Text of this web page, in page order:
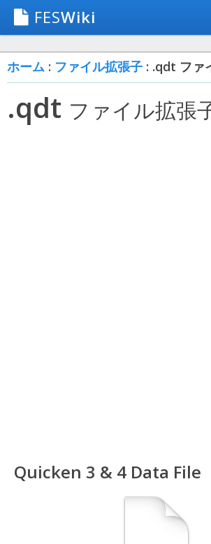
FESWiki
ホーム : ファイル拡張子 : .qdt ファ
.qdt ファイル拡張
Quicken 3 & 4 Data File